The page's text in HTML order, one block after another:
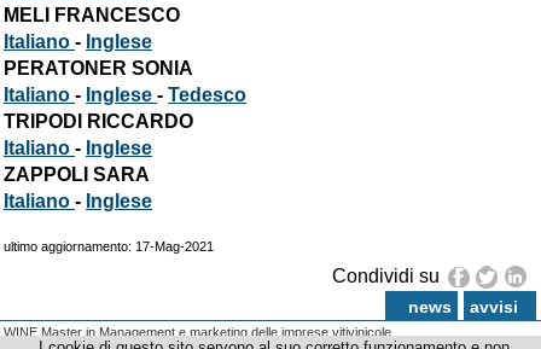
MELI FRANCESCO
Italiano - Inglese
PERATONER SONIA
Italiano - Inglese - Tedesco
TRIPODI RICCARDO
Italiano - Inglese
ZAPPOLI SARA
Italiano - Inglese
ultimo aggiornamento: 17-Mag-2021
Condividi su
news avvisi
WINE Master in Management e marketing delle imprese vitivinicole